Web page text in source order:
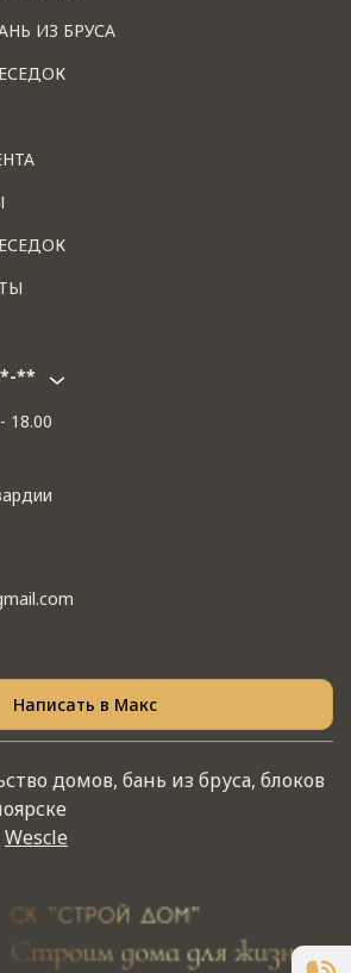
ИЗ БРУСА
**
18.00
Написать в Макс
домов, бань из бруса, блоков
Wescle